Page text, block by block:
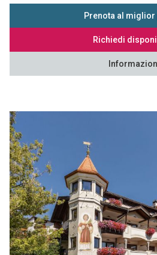
Prenota al
Richiedi